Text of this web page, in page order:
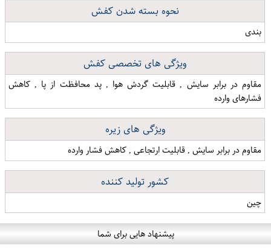
نحوه بسته شدن کفش
بندی
ویژگی های تخصصی کفش
مقاوم در برابر سایش , قابلیت گردش هوا , پد محافظت از پا , کاهش
فشارهای وارده
ویژگی های زیره
مقاوم در برابر سایش , قابلیت ارتجاعی , کاهش فشار وارده
کشور تولید کننده
چین
پیشنهاد هایی برای شما